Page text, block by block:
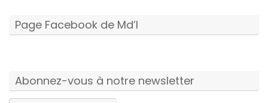
Page Facebook de Md’I
Abonnez-vous à notre newsletter